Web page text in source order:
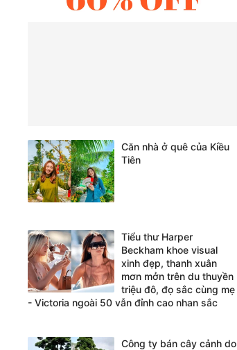
Căn nhà ở quê của Kiều
Tiên
Tiểu thư Harper
Beckham khoe visual
xinh đẹp, thanh xuân
mơn mởn trên du thuyền
triệu đô, đọ sắc cùng mẹ
- Victoria ngoài 50 vẫn đỉnh cao nhan sắc
Công ty bán cây cảnh do